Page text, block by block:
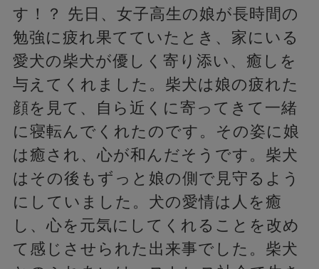
す！？ 先日、女子高生の娘が長時間の
勉強に疲れ果てていたとき、家にいる
愛犬の柴犬が優しく寄り添い、癒しを
与えてくれました。柴犬は娘の疲れた
顔を見て、自ら近くに寄ってきて一緒
に寝転んでくれたのです。その姿に娘
は癒され、心が和んだそうです。柴犬
はその後もずっと娘の側で見守るよう
にしていました。犬の愛情は人を癒
し、心を元気にしてくれることを改め
て感じさせられた出来事でした。柴犬